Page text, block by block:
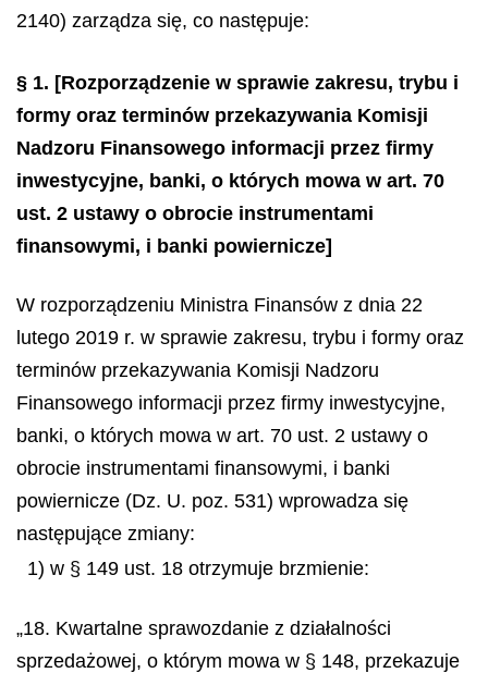
2140) zarządza się, co następuje:
§ 1. [Rozporządzenie w sprawie zakresu, trybu i
formy oraz terminów przekazywania Komisji
Nadzoru Finansowego informacji przez firmy
inwestycyjne, banki, o których mowa w art. 70
ust. 2 ustawy o obrocie instrumentami
finansowymi, i banki powiernicze]
W rozporządzeniu Ministra Finansów z dnia 22
lutego 2019 r. w sprawie zakresu, trybu i formy oraz
terminów przekazywania Komisji Nadzoru
Finansowego informacji przez firmy inwestycyjne,
banki, o których mowa w art. 70 ust. 2 ustawy o
obrocie instrumentami finansowymi, i banki
powiernicze (Dz. U. poz. 531) wprowadza się
następujące zmiany:
1) w § 149 ust. 18 otrzymuje brzmienie:
„18. Kwartalne sprawozdanie z działalności
sprzedażowej, o którym mowa w § 148, przekazuje